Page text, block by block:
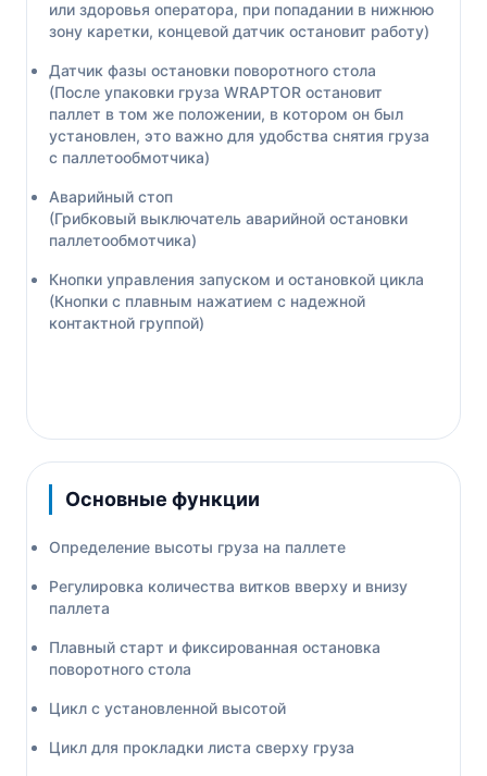
или здоровья оператора, при попадании в нижнюю
зону каретки, концевой датчик остановит работу)
Датчик фазы остановки поворотного стола
(После упаковки груза WRAPTOR остановит
паллет в том же положении, в котором он был
установлен, это важно для удобства снятия груза
с паллетообмотчика)
Аварийный стоп
(Грибковый выключатель аварийной остановки
паллетообмотчика)
Кнопки управления запуском и остановкой цикла
(Кнопки с плавным нажатием с надежной
контактной группой)
Основные функции
Определение высоты груза на паллете
Регулировка количества витков вверху и внизу
паллета
Плавный старт и фиксированная остановка
поворотного стола
Цикл с установленной высотой
Цикл для прокладки листа сверху груза